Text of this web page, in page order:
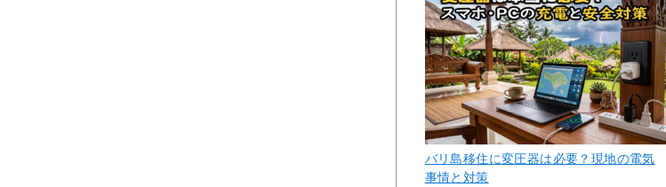
バリ島移住に変圧器は必要？現地の電気
事情と対策